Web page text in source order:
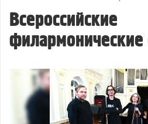
Всероссийские
филармонические